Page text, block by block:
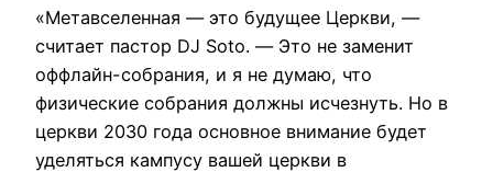
«Метавселенная — это будущее Церкви, —
считает пастор DJ Soto. — Это не заменит
оффлайн-собрания, и я не думаю, что
физические собрания должны исчезнуть. Но в
церкви 2030 года основное внимание будет
уделяться кампусу вашей церкви в